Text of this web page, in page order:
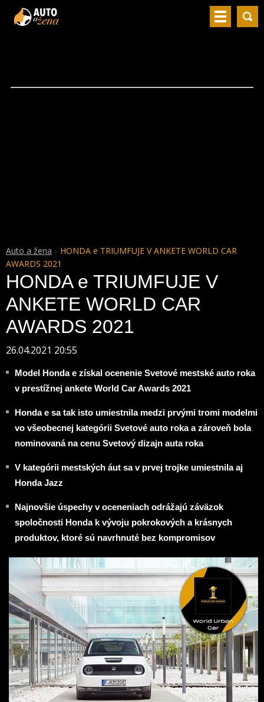
Auto a žena
HONDA e TRIUMFUJE V ANKETE WORLD CAR
AWARDS 2021
HONDA e TRIUMFUJE V
ANKETE WORLD CAR
AWARDS 2021
26.04.2021 20:55
Model Honda e získal ocenenie Svetové mestské auto roka
v prestížnej ankete World Car Awards 2021
Honda e sa tak isto umiestnila medzi prvými tromi modelmi
vo všeobecnej kategórii Svetové auto roka a zároveň bola
nominovaná na cenu Svetový dizajn auta roka
V kategórii mestských áut sa v prvej trojke umiestnila aj
Honda Jazz
Najnovšie úspechy v oceneniach odrážajú záväzok
spoločnosti Honda k vývoju pokrokových a krásnych
produktov, ktoré sú navrhnuté bez kompromisov